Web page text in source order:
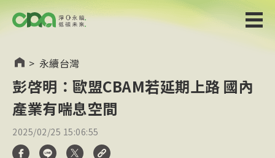
> 永續台灣
彭啓明：歐盟CBAM若延期上路 國內
產業有喘息空間
2025/02/25 15:06:55